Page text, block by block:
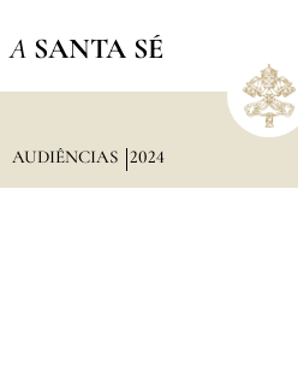
A SANTA SÉ
AUDIÊNCIAS 2024